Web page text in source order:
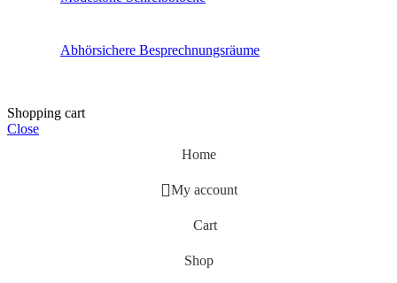
Abhörsichere Besprechnungsräume
Shopping cart
Close
Home
My account
Cart
Shop